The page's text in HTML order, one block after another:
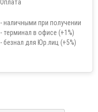
- наличными при получении
- терминал в офисе (+1%)
- безнал для Юр.лиц (+5%)